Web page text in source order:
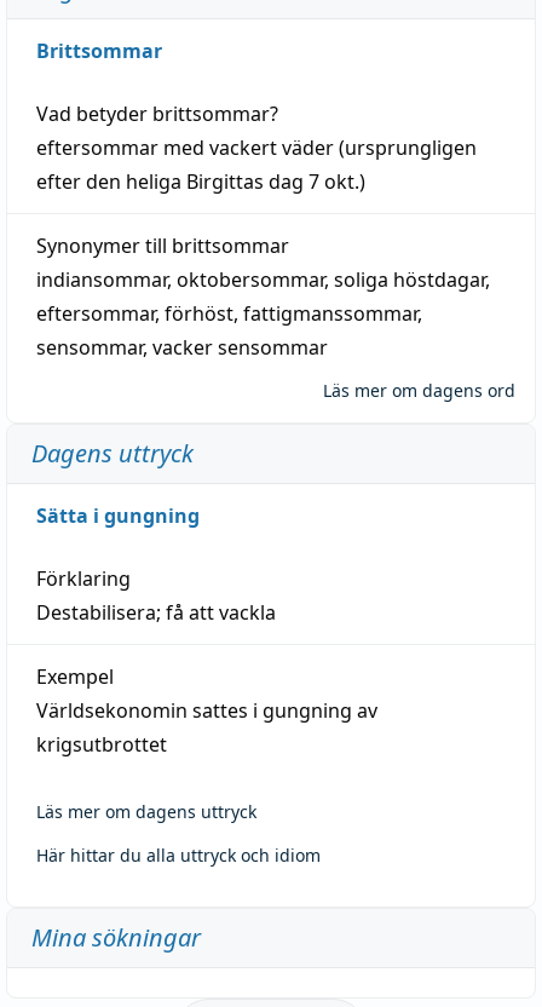
Brittsommar
Vad betyder brittsommar?
eftersommar med vackertväder(ursprungligen
efter den heliga Birgittas dag 7 okt.)
Synonymer till brittsommar
indiansommar, oktobersommar, soliga höstdagar,
eftersommar, förhöst, fattigmanssommar,
sensommar, vacker sensommar
Läs mer om dagens ord
Dagens uttryck
Sätta i gungning
Förklaring
Destabilisera; få att vackla
Exempel
Världsekonomin sattes i gungning av
krigsutbrottet
Läs mer om dagens uttryck
Här hittar du alla uttryck och idiom
Mina sökningar